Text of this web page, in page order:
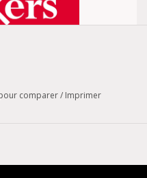
et sa semelle extérieure
comparer/ Imprimer